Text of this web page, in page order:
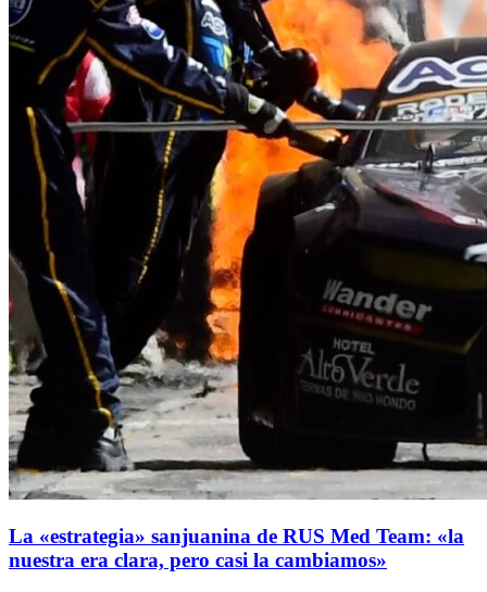
La «estrategia» sanjuanina de RUS Med Team: «la
nuestra era clara, pero casi la cambiamos»